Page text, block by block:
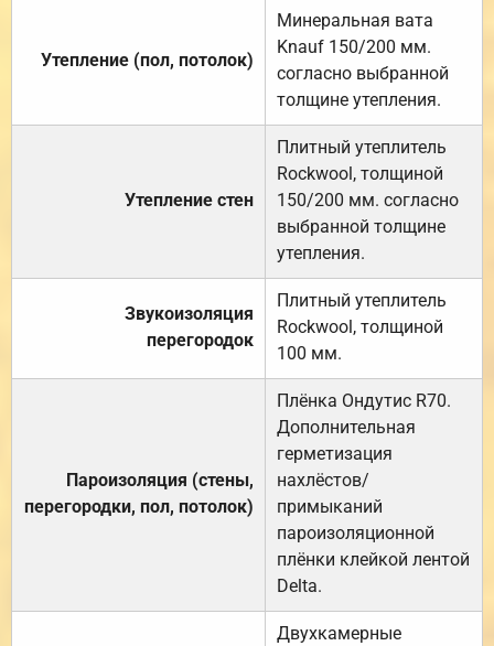
Утепление (пол, потолок)
Минеральная вата
Knauf 150/200 мм.
согласно выбранной
толщине утепления.
Утепление стен
Плитный утеплитель
Rockwool, толщиной
150/200 мм. согласно
выбранной толщине
утепления.
Звукоизоляция
перегородок
Плитный утеплитель
Rockwool, толщиной
100 мм.
Пароизоляция (стены,
перегородки, пол, потолок)
Плёнка Ондутис R70.
Дополнительная
герметизация
нахлёстов/
примыканий
пароизоляционной
плёнки клейкой лентой
Delta.
Двухкамерные